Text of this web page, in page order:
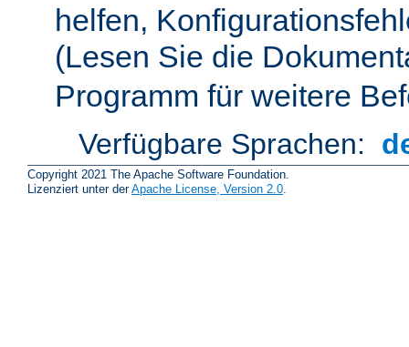
helfen,
(Lesen Sie die
Programm für weitere
Verfügbare Sprachen:
Copyright 2021 The Apache Software Foundation.
Lizenziert unter derApache License, Version 2.0.